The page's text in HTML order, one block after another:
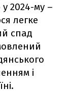
2024-му –
легке
спад
і